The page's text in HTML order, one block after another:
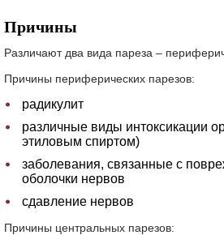
Причины
Различают два вида пареза –
Причины периферических парезов:
радикулит
различные виды интоксикации
этиловым спиртом)
заболевания, связанные с
оболочки нервов
сдавление нервов
Причины центральных парезов: